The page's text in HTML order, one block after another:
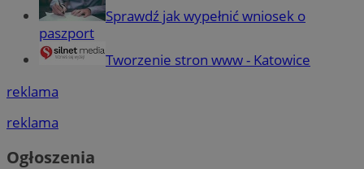
Sprawdź jak wypełnić wniosek o
paszport
Tworzenie stron www - Katowice
reklama
reklama
Ogłoszenia